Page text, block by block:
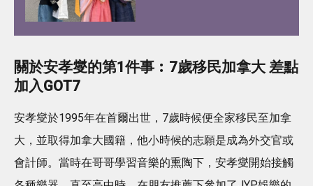
關於安孝燮的第1件事︰7歲移民加拿大 差點
加入GOT7
安孝燮於1995年在首爾出世，7歲時候便全家移民至加拿
大，並取得加拿大國籍，他小時候的志願是成為外交官或
會計師。當時在哥哥學習音樂的熏陶下，安孝燮開始接觸